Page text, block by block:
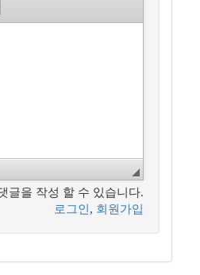
글을 작성 할 수 있습니다.
로그인 , 회원가입